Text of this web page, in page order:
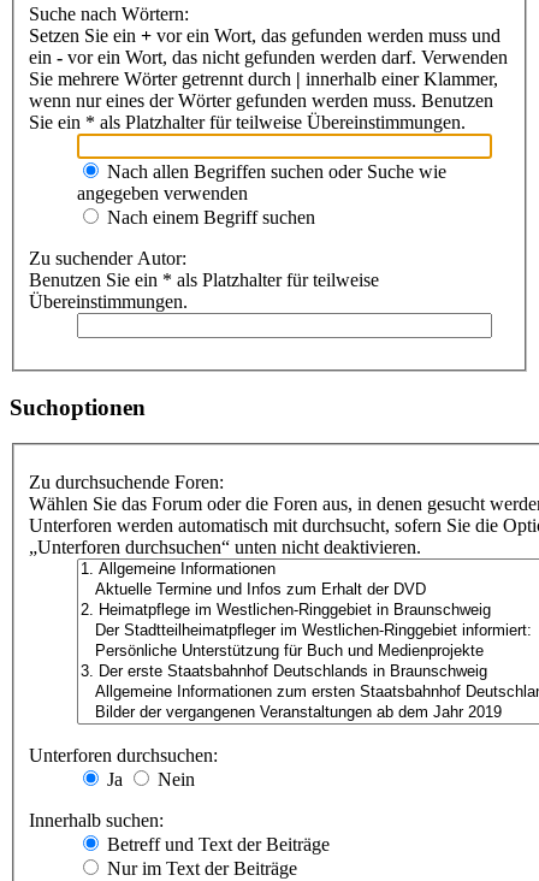
Suche nach Wörtern:
Setzen Sie ein + vor ein Wort, das gefunden werden muss und
ein - vor ein Wort, das nicht gefunden werden darf. Verwenden
Sie mehrere Wörter getrennt durch | innerhalb einer Klammer,
wenn nur eines der Wörter gefunden werden muss. Benutzen
Sie ein * als Platzhalter für teilweise Übereinstimmungen.
Nach allen Begriffen suchen oder Suche wie
angegeben verwenden
Nach einem Begriff suchen
Zu suchender Autor:
Benutzen Sie ein * als Platzhalter für teilweise
Übereinstimmungen.
Suchoptionen
Zu durchsuchende Foren:
Wählen Sie das Forum oder die Foren aus, in denen gesucht
Unterforen werden automatisch mit durchsucht, sofern Sie die
„Unterforen durchsuchen“ unten nicht deaktivieren.
Unterforen durchsuchen:
Ja
Nein
Innerhalb suchen:
Betreff und Text der Beiträge
Nur im Text der Beiträge